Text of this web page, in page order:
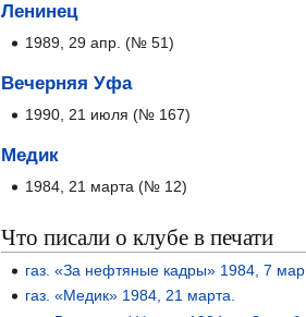
Ленинец
1989, 29 апр. (№ 51)
Вечерняя Уфа
1990, 21 июля (№ 167)
Медик
1984, 21 марта (№ 12)
Что писали о клубе в печати
газ. «За нефтяные кадры» 1984, 7 мар.
газ. «Медик» 1984, 21 марта.